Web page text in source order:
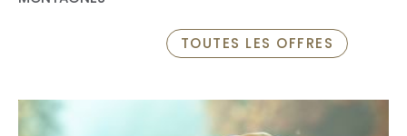
TOUTES LES OFFRES